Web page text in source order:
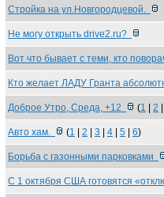
Стройка на ул.Новгородцевой.
Не могу открыть drive2.ru?
Вот что бывает с теми, кто
Кто желает ЛАДУ Гранта
Доброе Утро, Среда, +12 (1 2
Авто хам. (1 2 3 4 5 6)
Борьба с газонными парковками
С 1 октября США готовятся